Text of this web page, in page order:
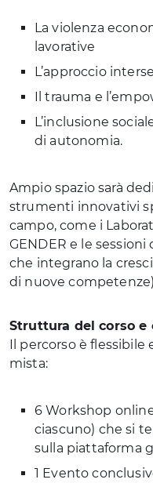
La violenza
lavorative
L’approccio
Il trauma e
L’inclusione
di autonomia.
Ampio spazio sarà
strumenti innovativi
campo, come i
GENDER e le
che integrano la
di nuove
Struttura del corso e
Il percorso è flessibile
mista:
6 Workshop
ciascuno) che si
sulla piattaforma
1 Evento